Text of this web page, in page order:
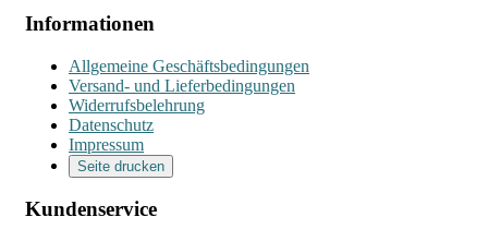
Informationen
Allgemeine Geschäftsbedingungen
Versand- und Lieferbedingungen
Widerrufsbelehrung
Datenschutz
Impressum
Seite drucken
Kundenservice